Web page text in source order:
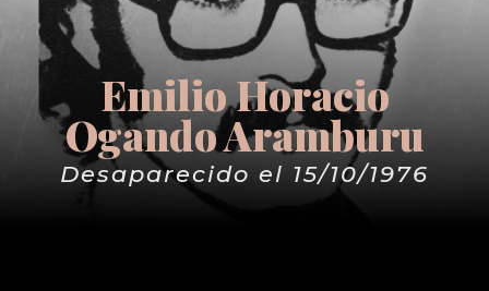
Emilio Horacio
Ogando Aramburu
Desaparecido el 15/10/1976